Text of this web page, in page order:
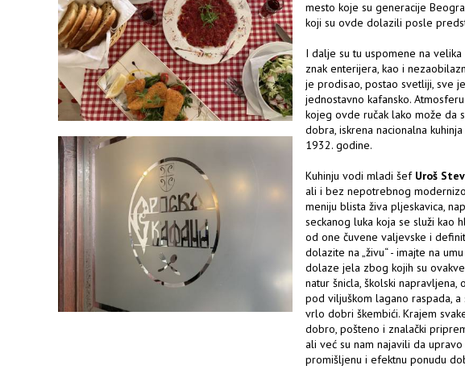
mesto koje su generacije
koji su ovde dolazili posle
I dalje su tu uspomene na
znak enterijera, kao i
je prodisao, postao svetliji, sve
jednostavno kafansko.
kojeg ovde ručak lako može da
dobra, iskrena nacionalna
1932. godine.
Kuhinju vodi mladi šef Uroš
ali i bez nepotrebnog
meniju blista živa pljeskavica,
seckanog luka koja se služi kao
od one čuvene valjevske i
dolazite na „živu“ - imajte na
dolaze jela zbog kojih su
natur šnicla, školski napravljena,
pod viljuškom lagano raspada,
vrlo dobri škembići. Krajem
dobro, pošteno i znalački
ali već su nam najavili da
promišljenu i efektnu ponudu